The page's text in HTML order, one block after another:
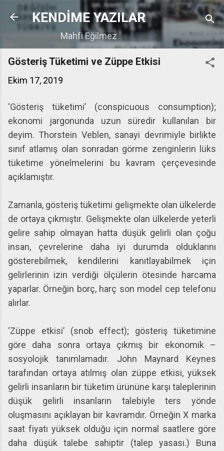
Ana içeriğe atla
KENDİME YAZILAR
Mahfi Eğilmez
Gösteriş Tüketimi ve Züppe Etkisi
Ekim 17, 2019
‘Gösteriş tüketimi’ (conspicuous consumption);
ekonomi jargonunda uzun süredir kullanılan bir
deyim. Thorstein Veblen, sanayi devrimiyle birlikte
sınıf atlamış olan sonradan görme zenginlerin lüks
tüketime yönelmelerini bu kavram çerçevesinde
açıklamıştır.
Zamanla, gösteriş tüketimi gelişmekte olan ülkelerde
de ortaya çıkmıştır. Gelişmekte olan ülkelerde yeterli
gelire sahip olmayan hatta düşük gelirli olan çoğu
insan, çevrelerine daha iyi durumda olduklarını
gösterebilmek, kendilerini kanıtlayabilmek için
gelirlerinin izin verdiği ölçülerin ötesinde harcama
yaparlar. Örneğin borç, harç son model cep telefonu
alırlar.
‘Züppe etkisi’ (snob effect); gösteriş tüketimine
göre daha sonra ortaya çıkmış bir ekonomik –
sosyolojik tanımlamadır. John Maynard Keynes
tarafından ortaya atılmış olan züppe etkisi, yüksek
gelirli insanların bir tüketim ürününe karşı taleplerinin
düşük gelirli insanların talebiyle ters yönde
oluşmasını açıklayan bir kavramdır. Örneğin X marka
saat fiyatı yüksek olduğu için normal saatlere göre
daha düşük talebe sahiptir (talep yasası.) Buna